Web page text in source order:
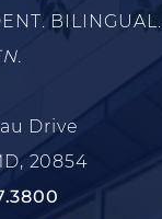
BILINGUAL.
Drive
20854